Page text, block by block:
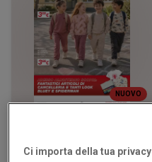
NUOVO
Più divertimento a scuola
Ci importa della tua privacy